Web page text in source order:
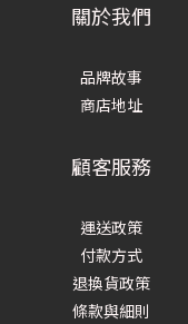
關於我們
品牌故事
商店地址
顧客服務
運送政策
付款方式
退換貨政策
條款與細則